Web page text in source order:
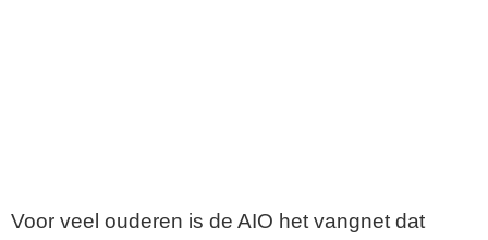
Voor veel ouderen is de AIO het vangnet dat